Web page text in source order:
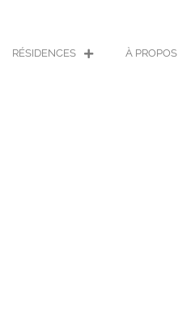
RÉSIDENCES À PROPOS